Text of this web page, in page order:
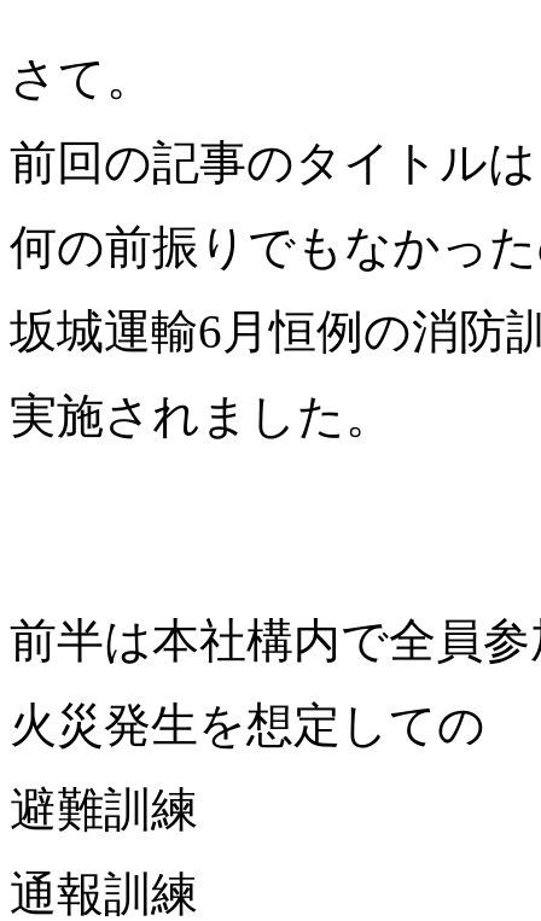
さて。
前回の記事のタイトルは
何の前振りでもなかっ
坂城運輸6月恒例の消防
実施されました。
前半は本社構内で全員
火災発生を想定しての
避難訓練
通報訓練